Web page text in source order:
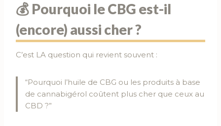
💰 Pourquoi le CBG est-il
(encore) aussi cher ?
C’est LA question qui revient souvent :
“Pourquoi l’huile de CBG ou les produits à base
de cannabigérol coûtent plus cher que ceux au
CBD ?”